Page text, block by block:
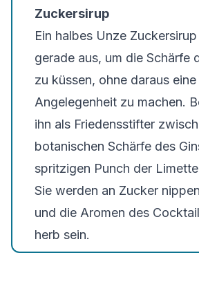
Zuckersirup
Ein halbes Unze
gerade aus, um die Schärfe
zu küssen, ohne daraus
Angelegenheit zu machen.
ihn als Friedensstifter
botanischen Schärfe des
spritzigen Punch der
Sie werden an Zucker
und die Aromen des
herb sein.